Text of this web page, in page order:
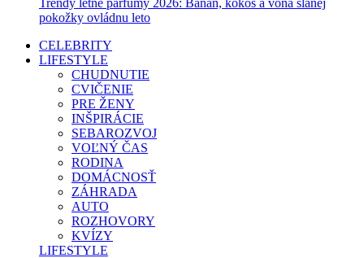
Trendy letné parfumy 2026: Banán, kokos a vôňa slanej
pokožky ovládnu leto
CELEBRITY
LIFESTYLE
CHUDNUTIE
CVIČENIE
PRE ŽENY
INŠPIRÁCIE
SEBAROZVOJ
VOĽNÝ ČAS
RODINA
DOMÁCNOSŤ
ZÁHRADA
AUTO
ROZHOVORY
KVÍZY
LIFESTYLE